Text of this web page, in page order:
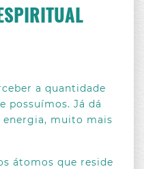
a quantidade
possuímos. Já dá
energia, muito mais
átomos que reside